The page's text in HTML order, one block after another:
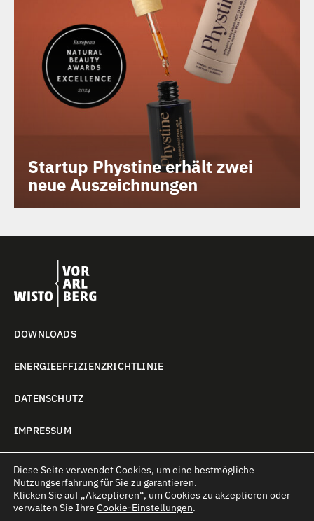
Startup Phystine erhält zwei
neue Auszeichnungen
DOWNLOADS
ENERGIEEFFIZIENZRICHTLINIE
DATENSCHUTZ
IMPRESSUM
Diese Seite verwendet Cookies, um eine bestmögliche
Nutzungserfahrung für Sie zu garantieren.
Klicken Sie auf „Akzeptieren“, um Cookies zu akzeptieren oder
verwalten Sie Ihre Cookie-Einstellungen.